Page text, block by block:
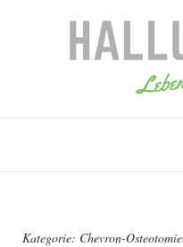
Kategorie: Chevron-Osteotomie